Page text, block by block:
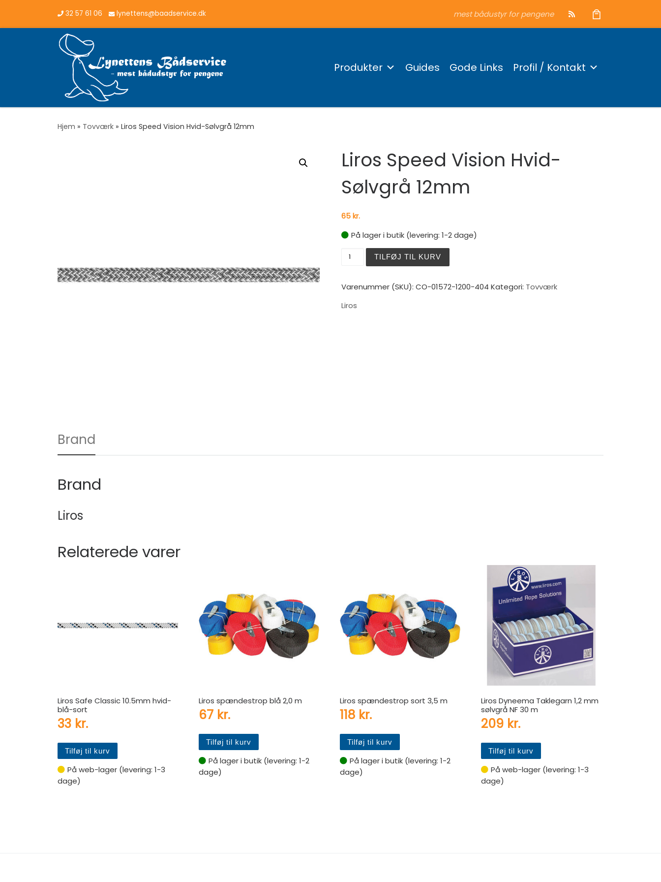
Vis hele indholdet32 57 61 06 lynettens@baadservice.dk mest bådustyr for pengene
Produkter Guides Gode Links Profil / Kontakt
Hjem » Tovværk » Liros Speed Vision Hvid-Sølvgrå 12mm
Liros Speed Vision Hvid-
Sølvgrå 12mm
65kr.
På lager i butik (levering: 1-2 dage)
TILFØJ TIL KURV
Varenummer (SKU):CO-01572-1200-404 Kategori: Tovværk
Liros
Brand
Brand
Liros
Relaterede varer
Liros Safe Classic 10.5mm hvid-
blå-sort
33 kr.
Tilføj til kurv
På web-lager (levering: 1-3
dage)
Liros spændestrop blå 2,0 m
67 kr.
Tilføj til kurv
På lager i butik (levering: 1-2
dage)
Liros spændestrop sort 3,5 m
118 kr.
Tilføj til kurv
På lager i butik (levering: 1-2
dage)
Liros Dyneema Taklegarn 1,2 mm
sølvgrå NF 30 m
209 kr.
Tilføj til kurv
På web-lager (levering: 1-3
dage)